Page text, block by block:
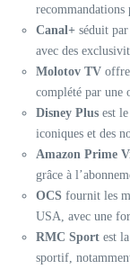
recommandations
Canal+ séduit
avec des
Molotov TV
complété par une
Disney Plus est
iconiques et des
Amazon Prime
grâce à
OCS fournit les
USA, avec une
RMC Sport est
sportif,